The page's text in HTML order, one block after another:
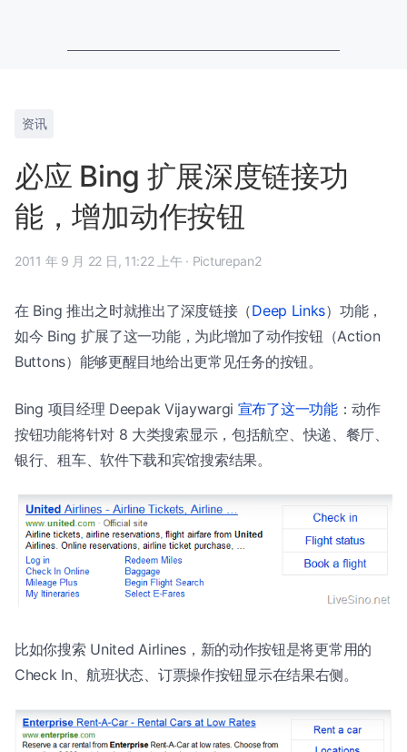
资讯
必应 Bing 扩展深度链接功
能，增加动作按钮
2011 年 9 月 22 日, 11:22 上午 · Picturepan2
在 Bing 推出之时就推出了深度链接（Deep Links）功能，
如今 Bing 扩展了这一功能，为此增加了动作按钮（Action
Buttons）能够更醒目地给出更常见任务的按钮。
Bing 项目经理 Deepak Vijaywargi 宣布了这一功能：动作
按钮功能将针对 8 大类搜索显示，包括航空、快递、餐厅、
银行、租车、软件下载和宾馆搜索结果。
比如你搜索 United Airlines，新的动作按钮是将更常用的
Check In、航班状态、订票操作按钮显示在结果右侧。